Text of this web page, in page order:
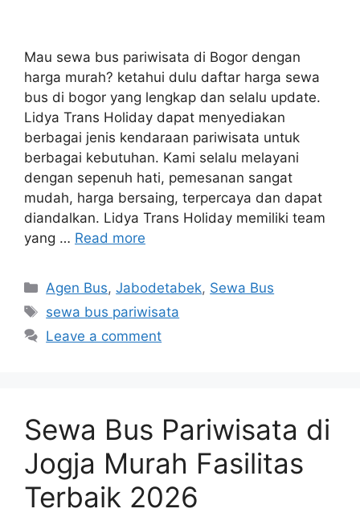
Mau sewa bus pariwisata di Bogor dengan
harga murah? ketahui dulu daftar harga sewa
bus di bogor yang lengkap dan selalu update.
Lidya Trans Holiday dapat menyediakan
berbagai jenis kendaraan pariwisata untuk
berbagai kebutuhan. Kami selalu melayani
dengan sepenuh hati, pemesanan sangat
mudah, harga bersaing, terpercaya dan dapat
diandalkan. Lidya Trans Holiday memiliki team
yang … Read more
Categories
Agen Bus,Jabodetabek, Sewa Bus
Tags
sewa bus pariwisata
Leave a comment
Sewa Bus Pariwisata di
Jogja Murah Fasilitas
Terbaik 2026